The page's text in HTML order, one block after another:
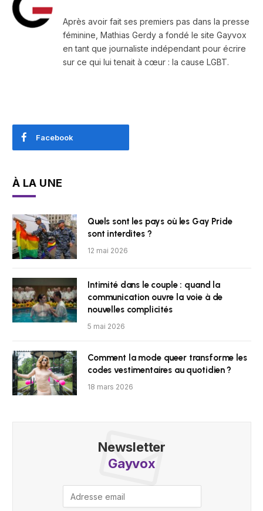
Après avoir fait ses premiers pas dans la presse
féminine, Mathias Gerdy a fondé le site Gayvox
en tant que journaliste indépendant pour écrire
sur ce qui lui tenait à cœur : la cause LGBT.
Facebook
À LA UNE
Quels sont les pays où les Gay Pride
sont interdites ?
12 mai 2026
Intimité dans le couple : quand la
communication ouvre la voie à de
nouvelles complicités
5 mai 2026
Comment la mode queer transforme les
codes vestimentaires au quotidien ?
18 mars 2026
Newsletter
Gayvox